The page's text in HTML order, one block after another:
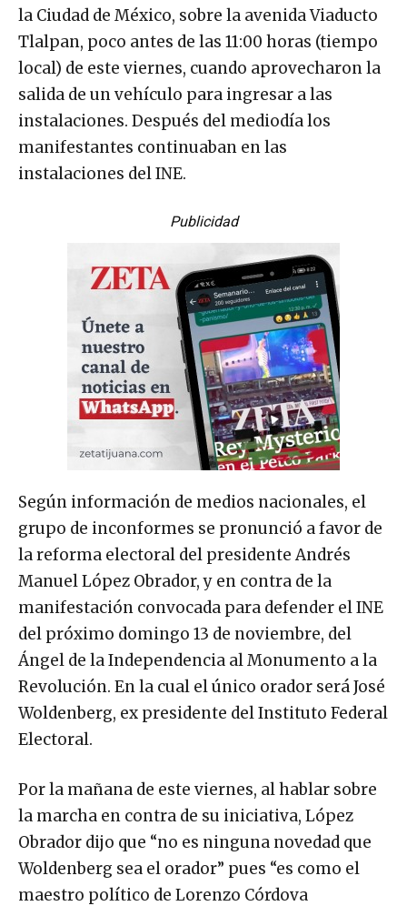
la Ciudad de México, sobre la avenida Viaducto
Tlalpan, poco antes de las 11:00 horas (tiempo
local) de este viernes, cuando aprovecharon la
salida de un vehículo para ingresar a las
instalaciones. Después del mediodía los
manifestantes continuaban en las
instalaciones del INE.
Publicidad
Según información de medios nacionales, el
grupo de inconformes se pronunció a favor de
la reforma electoral del presidente Andrés
Manuel López Obrador, y en contra de la
manifestación convocada para defender el INE
del próximo domingo 13 de noviembre, del
Ángel de la Independencia al Monumento a la
Revolución. En la cual el único orador será José
Woldenberg, ex presidente del Instituto Federal
Electoral.
Por la mañana de este viernes, al hablar sobre
la marcha en contra de su iniciativa, López
Obrador dijo que “no es ninguna novedad que
Woldenberg sea el orador” pues “es como el
maestro político de Lorenzo Córdova